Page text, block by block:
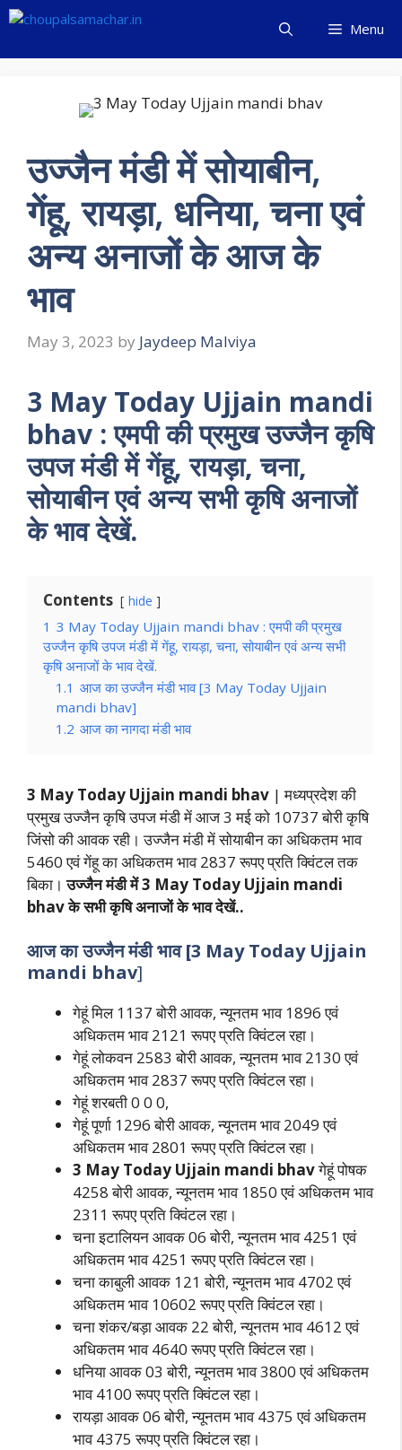
Skip
content
Menu
उज्जैन मंडी में सोयाबीन,
गेंहू, रायड़ा, धनिया, चना एवं
अन्य अनाजों के आज के
भाव
May 3, 2023 by Jaydeep Malviya
3 May Today Ujjain mandi
bhav : एमपी की प्रमुख उज्जैन कृषि
उपज मंडी में गेंहू, रायड़ा, चना,
सोयाबीन एवं अन्य सभी कृषि अनाजों
के भाव देखें.
Contents hide
1 3 May Today Ujjain mandi bhav : एमपी की प्रमुख
उज्जैन कृषि उपज मंडी में गेंहू, रायड़ा, चना, सोयाबीन एवं अन्य सभी
कृषि अनाजों के भाव देखें.
1.1 आज का उज्जैन मंडी भाव [3 May Today Ujjain
mandi bhav]
1.2 आज का नागदा मंडी भाव
3 May Today Ujjain mandi bhav | मध्यप्रदेश की
प्रमुख उज्जैन कृषि उपज मंडी में आज 3 मई को 10737 बोरी कृषि
जिंसो की आवक रही। उज्जैन मंडी में सोयाबीन का अधिकतम भाव
5460 एवं गेंहू का अधिकतम भाव 2837 रूपए प्रति क्विंटल तक
बिका।उज्जैन मंडी में 3 May Today Ujjain mandi
bhav के सभी कृषि अनाजों के भाव देखें..
आज का उज्जैन मंडी भाव [3 MayToday Ujjain
mandi bhav]
गेहूं मिल 1137 बोरी आवक, न्यूनतम भाव 1896 एवं
अधिकतम भाव 2121 रूपए प्रति क्विंटल रहा।
गेहूं लोकवन 2583 बोरी आवक, न्यूनतम भाव 2130 एवं
अधिकतम भाव 2837 रूपए प्रति क्विंटल रहा।
गेहूं शरबती 0 0 0,
गेहूं पूर्णा 1296 बोरी आवक, न्यूनतम भाव 2049 एवं
अधिकतम भाव 2801 रूपए प्रति क्विंटल रहा।
3 May Today Ujjain mandi bhavगेहूं पोषक
4258 बोरी आवक, न्यूनतम भाव 1850 एवं अधिकतम भाव
2311 रूपए प्रति क्विंटल रहा।
चना इटालियन आवक 06 बोरी, न्यूनतम भाव 4251 एवं
अधिकतम भाव 4251 रूपए प्रति क्विंटल रहा।
चना काबुली आवक 121 बोरी, न्यूनतम भाव 4702 एवं
अधिकतम भाव 10602 रूपए प्रति क्विंटल रहा।
चना शंकर/बड़ा आवक 22 बोरी, न्यूनतम भाव 4612 एवं
अधिकतम भाव 4640 रूपए प्रति क्विंटल रहा।
धनिया आवक 03 बोरी, न्यूनतम भाव 3800 एवं अधिकतम
भाव 4100 रूपए प्रति क्विंटल रहा।
रायड़ा आवक 06 बोरी, न्यूनतम भाव 4375 एवं अधिकतम
भाव 4375 रूपए प्रति क्विंटल रहा।